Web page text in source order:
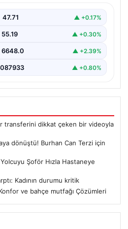
47.71 ▲ +0.17%
55.19 ▲ +0.30%
6648.0 ▲ +2.39%
▲ +0.80%
transferini dikkat çeken bir videoyla
dönüştü! Burhan Can Terzi için
Şoför Hızla Hastaneye
Kadının durumu kritik
ve bahçe mutfağı Çözümleri